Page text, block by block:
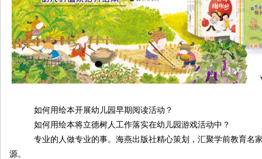
如何用绘本开展幼儿园早期阅读活动？
如何用绘本将立德树人工作落实在幼儿园游戏活动中？
专业的人做专业的事。海燕出版社精心策划，汇聚学前教育名
源。